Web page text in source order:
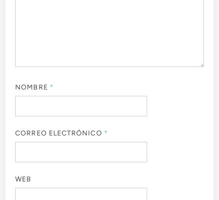
NOMBRE *
CORREO ELECTRÓNICO *
WEB